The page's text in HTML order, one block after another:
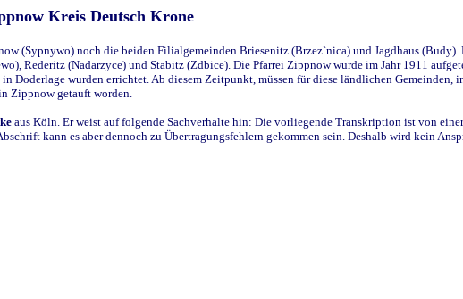
Kreis Deutsch Krone
(Sypnywo) noch die beiden Filialgemeinden Briesenitz (Brzez`nica) und Jagdhaus
Rederitz (Nadarzyce) und Stabitz (Zdbice). Die Pfarrei Zippnow wurde im Jahr 1911
wurden errichtet. Ab diesem Zeitpunkt, müssen für diese ländlichen Gemeinden,
Zippnow getauft worden.
aus Köln. Er weist auf folgende Sachverhalte hin: Die vorliegende Transkription ist von
kann es aber dennoch zu Übertragungsfehlern gekommen sein. Deshalb wird kein